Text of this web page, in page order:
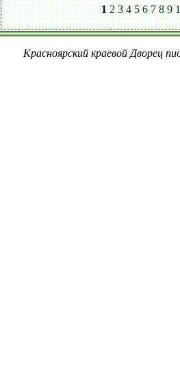
1 2 3 4 5 6 7 8 9
Красноярский краевой Дворец